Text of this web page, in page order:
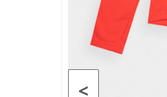
<